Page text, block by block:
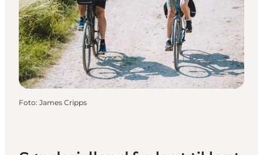
Foto: James Cripps